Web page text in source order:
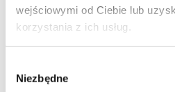
wejściowymi od Ciebie lub
korzystania z ich usług.
zgody
Niezbędne
Nasi klienci
najczęściej